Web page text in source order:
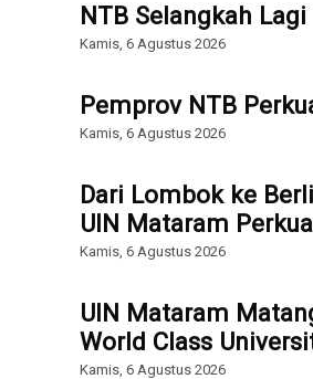
NTB Selangkah
Kamis, 6 Agustus 2026
Pemprov NTB
Kamis, 6 Agustus 2026
Dari Lombok ke
UIN Mataram
Kamis, 6 Agustus 2026
UIN Mataram
World Class
Kamis, 6 Agustus 2026